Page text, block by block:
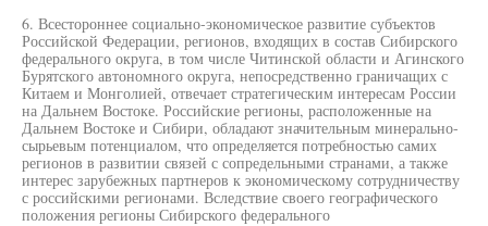
6. Всестороннее социально-экономическое развитие субъектов
Российской Федерации, регионов, входящих в состав Сибирского
федерального округа, в том числе Читинской области и Агинского
Бурятского автономного округа, непосредственно граничащих с
Китаем и Монголией, отвечает стратегическим интересам России
на Дальнем Востоке. Российские регионы, расположенные на
Дальнем Востоке и Сибири, обладают значительным минерально-
сырьевым потенциалом, что определяется потребностью самих
регионов в развитии связей с сопредельными странами, а также
интерес зарубежных партнеров к экономическому сотрудничеству
с российскими регионами. Вследствие своего географического
положения регионы Сибирского федерального